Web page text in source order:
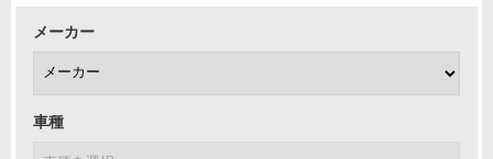
ダイハツ ミラココア L675S...
専用ペ...
メーカー
車種